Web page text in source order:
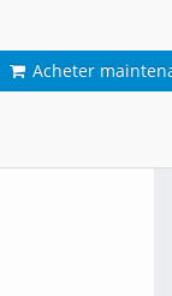
Acheter